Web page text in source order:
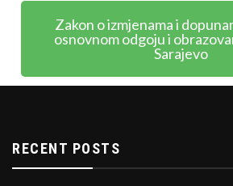
Zakon o izmjenama i
osnovnom odgoju i
Sarajevo
RECENT POSTS